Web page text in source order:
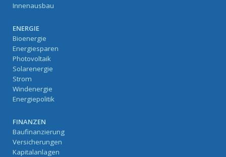
Innenausbau
ENERGIE
Bioenergie
Energiesparen
Photovoltaik
Solarenergie
Strom
Windenergie
Energiepolitik
FINANZEN
Baufinanzierung
Versicherungen
Kapitalanlagen